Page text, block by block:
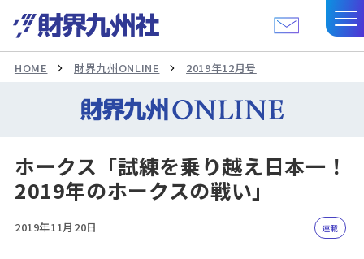
HOME 財界九州ONLINE 2019年12月号
ホークス「試練を乗り越え日本一！
2019年のホークスの戦い」
2019年11月20日 連載